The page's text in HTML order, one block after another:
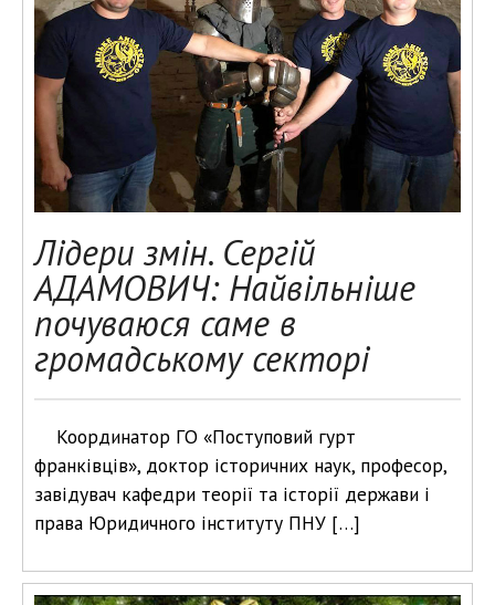
Лідери змін. Сергій
АДАМОВИЧ: Найвільніше
почуваюся саме в
громадському секторі
Координатор ГО «Поступовий гурт
франківців», доктор історичних наук, професор,
завідувач кафедри теорії та історії держави і
права Юридичного інституту ПНУ […]